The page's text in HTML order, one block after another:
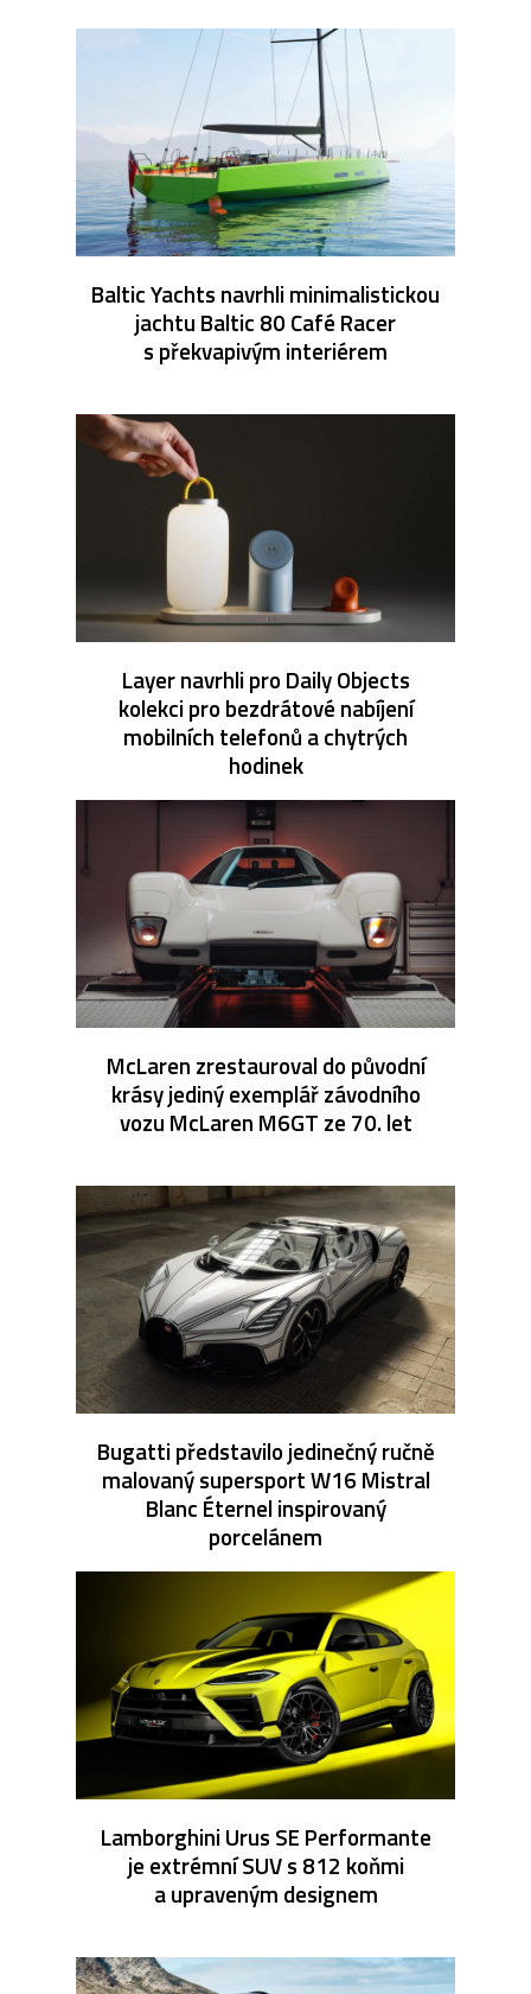
Baltic Yachts navrhli minimalistickou
jachtu Baltic 80 Café Racer
s překvapivým interiérem
Layer navrhli pro Daily Objects
kolekci pro bezdrátové nabíjení
mobilních telefonů a chytrých
hodinek
McLaren zrestauroval do původní
krásy jediný exemplář závodního
vozu McLaren M6GT ze 70. let
Bugatti představilo jedinečný ručně
malovaný supersport W16 Mistral
Blanc Éternel inspirovaný
porcelánem
Lamborghini Urus SE Performante
je extrémní SUV s 812 koňmi
a upraveným designem